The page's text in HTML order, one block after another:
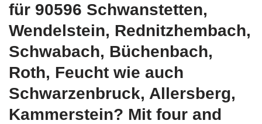
für 90596 Schwanstetten,
Wendelstein, Rednitzhembach,
Schwabach, Büchenbach,
Roth, Feucht wie auch
Schwarzenbruck, Allersberg,
Kammerstein? Mit four and